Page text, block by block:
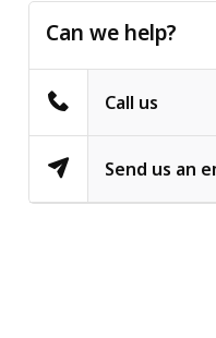
Can we help?
Call us
Send us an